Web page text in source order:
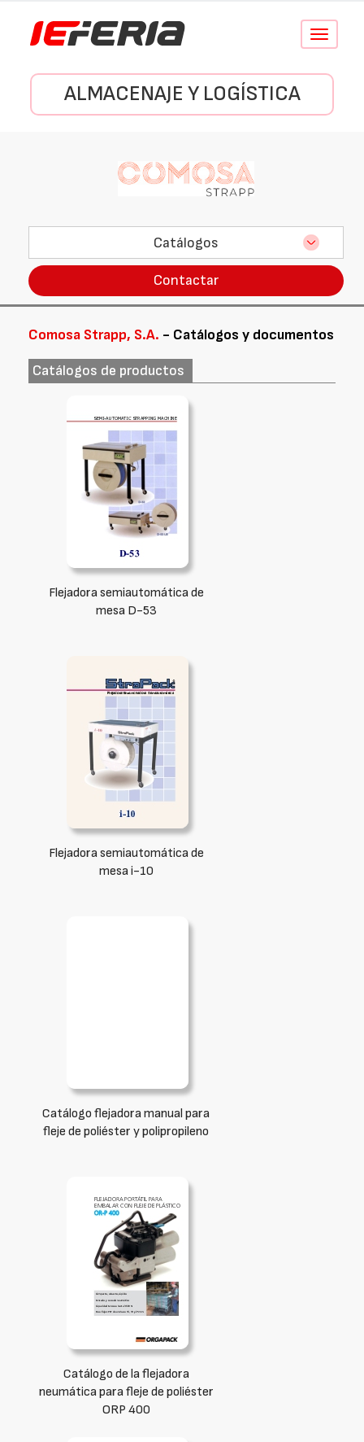
Conmutar
ALMACENAJE Y LOGÍSTICA
Catálogos
Contactar
Comosa Strapp, S.A. - Catálogos y documentos
Catálogos de productos
Flejadora semiautomática de
mesa D-53
Flejadora semiautomática de
mesa i-10
Catálogo flejadora manual para
fleje de poliéster y polipropileno
Catálogo de la flejadora
neumática para fleje de poliéster
ORP 400